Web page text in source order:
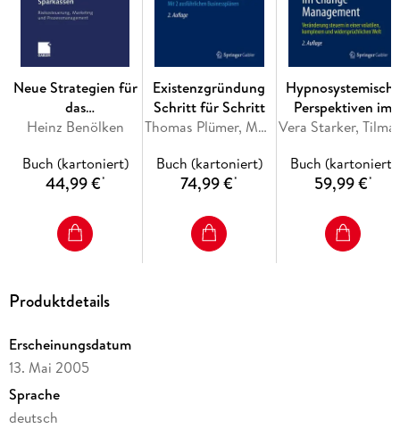
Informationsmanagement: E-Mails verwalten;
Archivierung; Vertreterregelungen
Terminmanagement: Tagesplanung mit dem Outlook-
Kalender; Besprechungsmanagement;
anderer Zeitplansysteme
Kontaktmanagement: Kontaktverwaltung und Pflege;
Übernahme bestehender Adressen; Standardisieren von
Daten; Nutzung von Adressen für Serienbriefe
Neue Strategien für
das
Firmenkundengeschäft
Sparkassen
Heinz Benölken
Buch (kartoniert)
44,99 €*
Existenzgründung
Schritt für Schritt
Thomas Plümer, Martin Niemann
Buch (kartoniert)
74,99 €*
Hypnosystemische
Perspektiven im
Change
Buch (kartoniert)
59,99 €*
Produktdetails
Erscheinungsdatum
13. Mai 2005
Sprache
deutsch